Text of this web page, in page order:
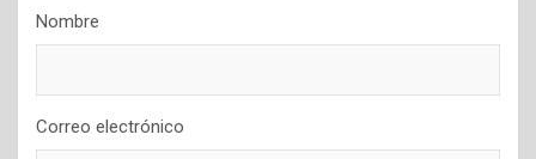
Nombre
Correo electrónico